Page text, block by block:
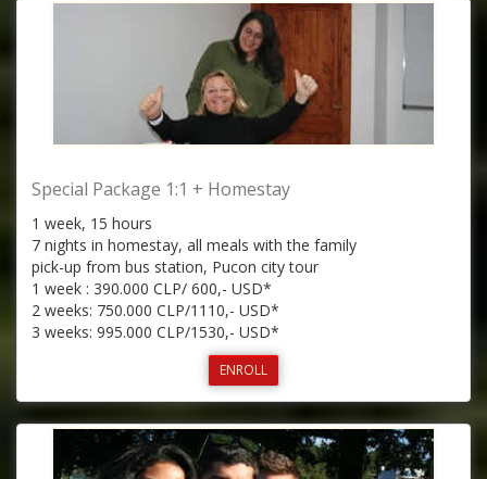
Special Package 1:1 + Homestay
1 week, 15 hours
7 nights in homestay, all meals with the family
pick-up from bus station, Pucon city tour
1 week : 390.000 CLP/ 600,- USD*
2 weeks: 750.000 CLP/1110,- USD*
3 weeks: 995.000 CLP/1530,- USD*
ENROLL